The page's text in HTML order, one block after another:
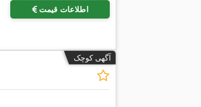
اطلاعات قیمت
آگهی کوچک